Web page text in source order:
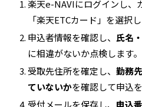
楽天e-NAVIにログインし、
「楽天ETCカード」を選択し
申込者情報を確認し、 氏名
に相違がないか点検します。
受取先住所を確定し、勤務
ていないかを確認して申込
受付メールを保存し、 申込